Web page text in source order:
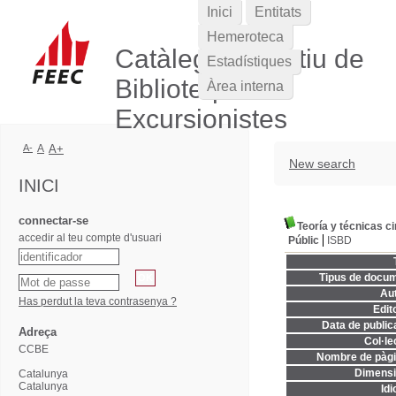
Catàleg Col·lectiu de
Biblioteques
Excursionistes
New search
Teoría y técnicas
Públic
ISBD
Tipus de
Data de
Nombre de
Inici
Entitats
Hemeroteca
Estadístiques
Àrea interna
A- A A+
INICI
connectar-se
accedir al teu compte d'usuari
Has perdut la teva contrasenya ?
Adreça
CCBE
Catalunya
Catalunya